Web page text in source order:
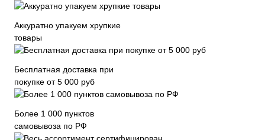
Аккуратно упакуем хрупкие
товары
Бесплатная доставка при
покупке от 5 000 руб
Более 1 000 пунктов
самовывоза по РФ